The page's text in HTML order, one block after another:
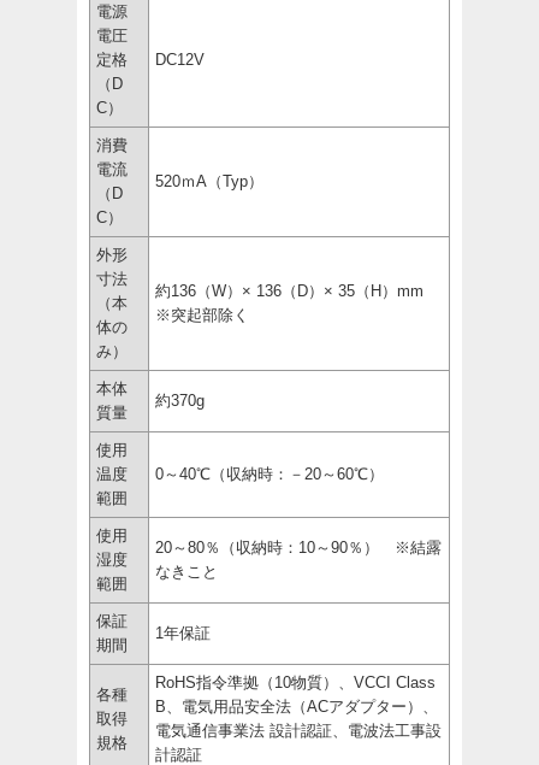
電源
電圧
定格
（D
C）
DC12V
消費
電流
（D
C）
520ｍA（Typ）
外形
寸法
（本
体の
み）
約136（W）× 136（D）× 35（H）mm
※突起部除く
本体
質量
約370g
使用
温度
範囲
0～40℃（収納時：－20～60℃）
使用
湿度
範囲
20～80％（収納時：10～90％） ※結露
なきこと
保証
期間
1年保証
各種
取得
規格
RoHS指令準拠（10物質）、VCCI Class
B、電気用品安全法（ACアダプター）、
電気通信事業法 設計認証、電波法工事設
計認証